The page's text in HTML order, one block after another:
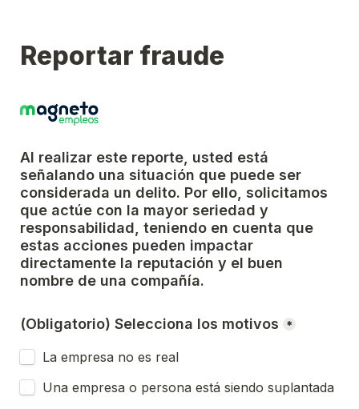
Reportar fraude
Al realizar este reporte, usted está
señalando una situación que puede ser
considerada un delito. Por ello, solicitamos
que actúe con la mayor seriedad y
responsabilidad, teniendo en cuenta que
estas acciones pueden impactar
directamente la reputación y el buen
nombre de una compañía.
(Obligatorio) Selecciona los motivos *
La empresa no es real
Una empresa o persona está siendo suplantada